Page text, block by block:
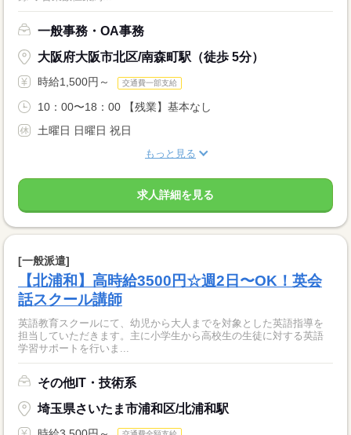
一般事務・OA事務
大阪府大阪市北区/南森町駅（徒歩 5分）
時給1,500円～ 交通費一部支給
10：00〜18：00 【残業】基本なし
土曜日 日曜日 祝日
もっと見る
求人詳細を見る
[一般派遣]
【北浦和】高時給3500円☆週2日〜OK！英会
話スクール講師
英語教育スクールにて、幼児から大人までを対象とした英語指導を
担当していただきます。主に小学生から高校生の生徒に対する英語
学習サポートを行いま...
その他IT・技術系
埼玉県さいたま市浦和区/北浦和駅